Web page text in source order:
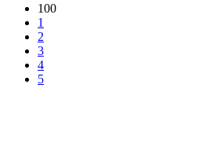
100
1
2
3
4
5